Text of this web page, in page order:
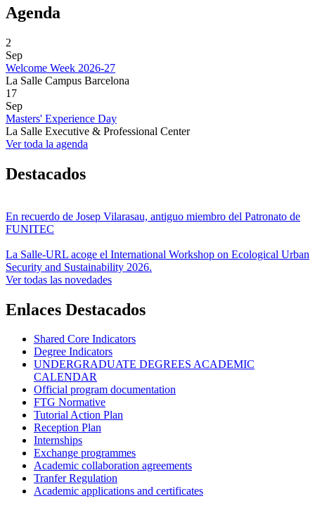
Agenda
2
Sep
Welcome Week 2026-27
La Salle Campus Barcelona
17
Sep
Masters' Experience Day
La Salle Executive & Professional Center
Ver toda la agenda
Destacados
En recuerdo de Josep Vilarasau, antiguo miembro del Patronato de
FUNITEC
La Salle-URL acoge el International Workshop on Ecological Urban
Security and Sustainability 2026.
Ver todas las novedades
Enlaces Destacados
Shared Core Indicators
Degree Indicators
UNDERGRADUATE DEGREES ACADEMIC
CALENDAR
Official program documentation
FTG Normative
Tutorial Action Plan
Reception Plan
Internships
Exchange programmes
Academic collaboration agreements
Tranfer Regulation
Academic applications and certificates